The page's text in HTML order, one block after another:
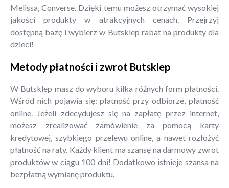
Melissa, Converse. Dzięki temu możesz otrzymać wysokiej
jakości produkty w atrakcyjnych cenach. Przejrzyj
dostępną bazę i wybierz w Butsklep rabat na produkty dla
dzieci!
Metody płatności i zwrot Butsklep
W Butsklep masz do wyboru kilka różnych form płatności.
Wśród nich pojawia się: płatność przy odbiorze, płatność
online. Jeżeli zdecydujesz się na zapłatę przez internet,
możesz zrealizować zamówienie za pomocą karty
kredytowej, szybkiego przelewu online, a nawet rozłożyć
płatność na raty. Każdy klient ma szansę na darmowy zwrot
produktów w ciągu 100 dni! Dodatkowo istnieje szansa na
bezpłatną wymianę produktu.